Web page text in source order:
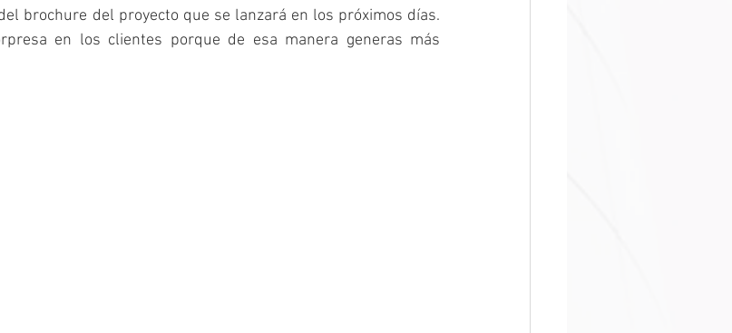
brochure del proyecto que se lanzará en los próximos días.
en los clientes porque de esa manera generas más